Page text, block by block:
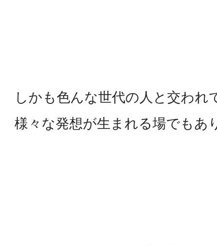
しかも色んな世代の人と交われ
様々な発想が生まれる場でもあ